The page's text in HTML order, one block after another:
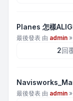
Planes 怎樣
最後發表 由 admin »
2回
最後發表 由 admin »